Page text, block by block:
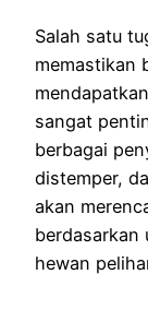
Salah satu
memastikan
sangat
berbagai
distemper,
akan
berdasarkan
hewan